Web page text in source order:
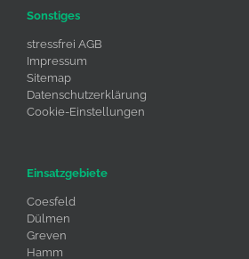
Sonstiges
stressfrei AGB
Impressum
Sitemap
Datenschutzerklärung
Cookie-Einstellungen
Einsatzgebiete
Coesfeld
Dülmen
Greven
Hamm